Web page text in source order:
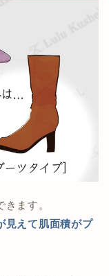
ます。
見えて肌面積がプ